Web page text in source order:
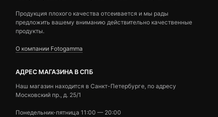
Продукция плохого качества отсеивается и мы рады
предложить вашему вниманию действительно качественные
продукты.
О компании Fotogamma
АДРЕС МАГАЗИНА В СПБ
Наш магазин находится в Санкт-Петербурге, по адресу
Московский пр., д. 25/1
Понедельник-пятница 11:00 — 20:00